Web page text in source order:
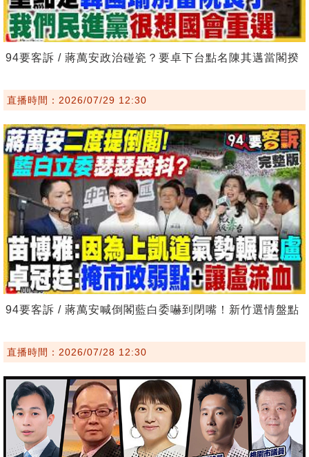
94要客訴 / 蔣萬安政治碰瓷？要卓下台點名陳其邁當閣揆
直播時間：2026/07/29 12:30
94要客訴 / 蔣萬安喊倒閣藍白委嚇到閉嘴！新竹選情盤點
直播時間：2026/07/28 12:30